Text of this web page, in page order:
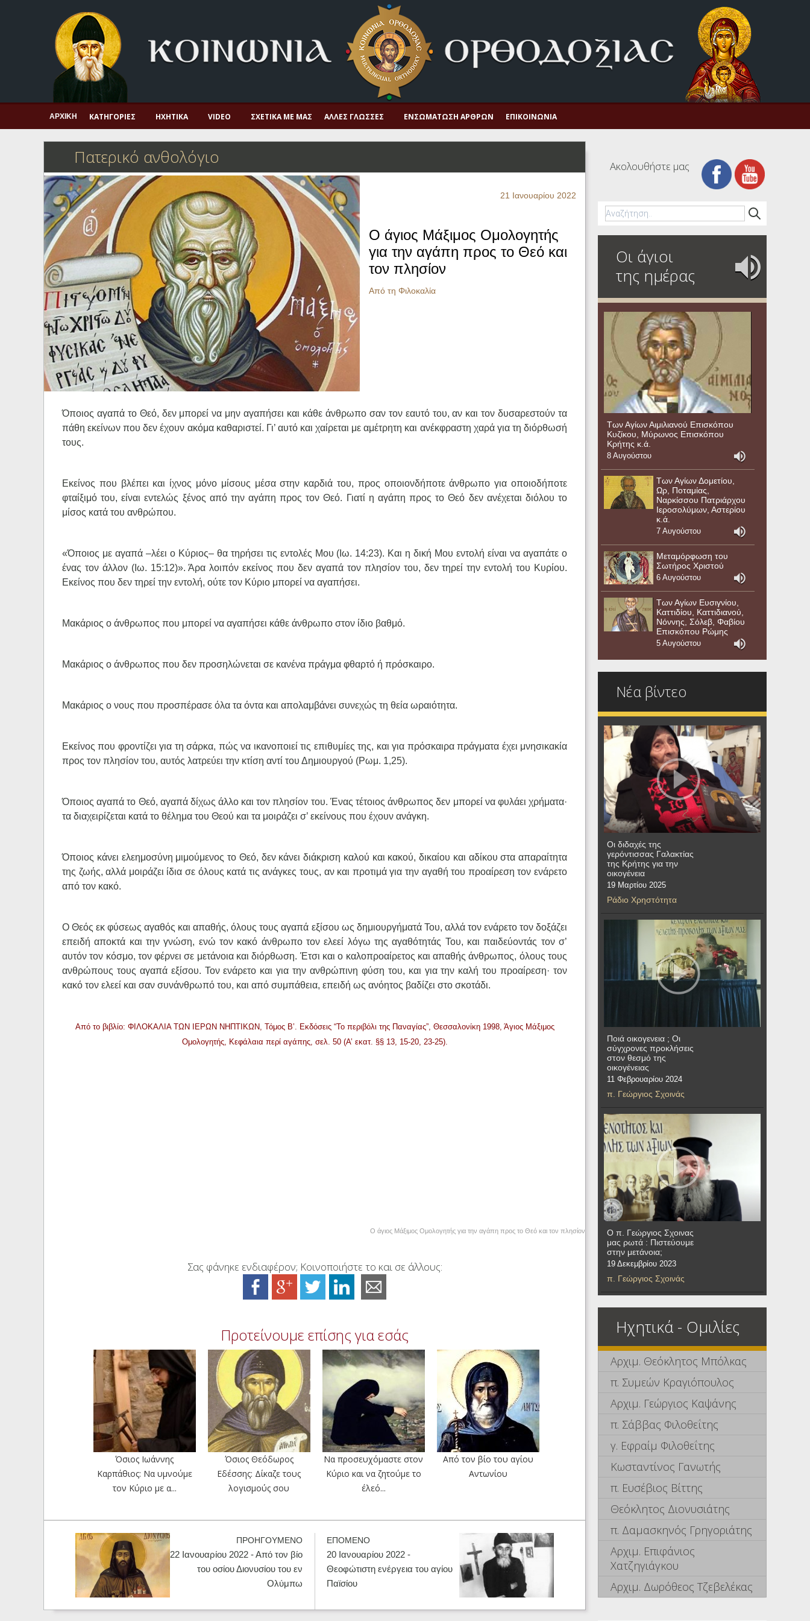
Πνευματική ζωή
Μαρτυρία και διδαχή
Λατρεία και προσευχή
Αγιολόγιο – Εορτολόγιο
Η πίστη στην εποχή μας
Ορθόδοξη οικογένεια
Ορθόδοξο προσκυνητάριο
Σκέψεις-προβληματισμοί
ΑΡΧΙΚΉ ΚΑΤΗΓΟΡΊΕΣ ΗΧΗΤΙΚΆ VIDEO ΣΧΕΤΙΚΆ ΜΕ ΜΑΣ ΆΛΛΕΣ ΓΛΏΣΣΕΣ ΕΝΣΩΜΆΤΩΣΗ ΆΡΘΡΩΝ ΕΠΙΚΟΙΝΩΝΊΑ
Πατερικό ανθολόγιο
21 Ιανουαρίου 2022
Ο άγιος Μάξιμος Ομολογητής
για την αγάπη προς το Θεό και
τον πλησίον
Από τη Φιλοκαλία
Όποιος αγαπά το Θεό, δεν μπορεί να μην αγαπήσει και κάθε άνθρωπο σαν τον εαυτό του, αν και τον δυσαρεστούν τα
πάθη εκείνων που δεν έχουν ακόμα καθαριστεί. Γι’ αυτό και χαίρεται με αμέτρητη και ανέκφραστη χαρά για τη διόρθωσή
τους.
Εκείνος που βλέπει και ίχνος μόνο μίσους μέσα στην καρδιά του, προς οποιονδήποτε άνθρωπο για οποιοδήποτε
φταίξιμό του, είναι εντελώς ξένος από την αγάπη προς τον Θεό. Γιατί η αγάπη προς το Θεό δεν ανέχεται διόλου το
μίσος κατά του ανθρώπου.
«Όποιος με αγαπά –λέει ο Κύριος– θα τηρήσει τις εντολές Μου (Ιω. 14:23). Και η δική Μου εντολή είναι να αγαπάτε ο
ένας τον άλλον (Ιω. 15:12)». Άρα λοιπόν εκείνος που δεν αγαπά τον πλησίον του, δεν τηρεί την εντολή του Κυρίου.
Εκείνος που δεν τηρεί την εντολή, ούτε τον Κύριο μπορεί να αγαπήσει.
Μακάριος ο άνθρωπος που μπορεί να αγαπήσει κάθε άνθρωπο στον ίδιο βαθμό.
Μακάριος ο άνθρωπος που δεν προσηλώνεται σε κανένα πράγμα φθαρτό ή πρόσκαιρο.
Μακάριος ο νους που προσπέρασε όλα τα όντα και απολαμβάνει συνεχώς τη θεία ωραιότητα.
Εκείνος που φροντίζει για τη σάρκα, πώς να ικανοποιεί τις επιθυμίες της, και για πρόσκαιρα πράγματα έχει μνησικακία
προς τον πλησίον του, αυτός λατρεύει την κτίση αντί του Δημιουργού (Ρωμ. 1,25).
Όποιος αγαπά το Θεό, αγαπά δίχως άλλο και τον πλησίον του. Ένας τέτοιος άνθρωπος δεν μπορεί να φυλάει χρήματα·
τα διαχειρίζεται κατά το θέλημα του Θεού και τα μοιράζει σ’ εκείνους που έχουν ανάγκη.
Όποιος κάνει ελεημοσύνη μιμούμενος το Θεό, δεν κάνει διάκριση καλού και κακού, δικαίου και αδίκου στα απαραίτητα
της ζωής, αλλά μοιράζει ίδια σε όλους κατά τις ανάγκες τους, αν και προτιμά για την αγαθή του προαίρεση τον ενάρετο
από τον κακό.
Ο Θεός εκ φύσεως αγαθός και απαθής, όλους τους αγαπά εξίσου ως δημιουργήματά Του, αλλά τον ενάρετο τον δοξάζει
επειδή αποκτά και την γνώση, ενώ τον κακό άνθρωπο τον ελεεί λόγω της αγαθότητάς Του, και παιδεύοντάς τον σ’
αυτόν τον κόσμο, τον φέρνει σε μετάνοια και διόρθωση. Έτσι και ο καλοπροαίρετος και απαθής άνθρωπος, όλους τους
ανθρώπους τους αγαπά εξίσου. Τον ενάρετο και για την ανθρώπινη φύση του, και για την καλή του προαίρεση· τον
κακό τον ελεεί και σαν συνάνθρωπό του, και από συμπάθεια, επειδή ως ανόητος βαδίζει στο σκοτάδι.
Από το βιβλίο: ΦΙΛΟΚΑΛΙΑ ΤΩΝ ΙΕΡΩΝ ΝΗΠΤΙΚΩΝ, Τόμος Β’. Εκδόσεις “Το περιβόλι της Παναγίας”, Θεσσαλονίκη 1998, Άγιος Μάξιμος
Ομολογητής, Κεφάλαια περί αγάπης, σελ. 50 (Α’ εκατ. §§ 13, 15-20, 23-25).
Ο άγιος Μάξιμος Ομολογητής για την αγάπη προς το Θεό και τον πλησίον
Σας φάνηκε ενδιαφέρον; Κοινοποιήστε το και σε άλλους:
Προτείνουμε επίσης για εσάς
Όσιος Ιωάννης
Καρπάθιος: Να υμνούμε
τον Κύριο με α...
Όσιος Θεόδωρος
Εδέσσης: Δίκαζε τους
λογισμούς σου
Να προσευχόμαστε στον
Κύριο και να ζητούμε το
έλεό...
Από τον βίο του αγίου
Αντωνίου
ΠΡΟΗΓΟΥΜΕΝΟ
22 Ιανουαρίου 2022 - Από τον βίο
του οσίου Διονυσίου του εν
Ολύμπω
ΕΠΟΜΕΝΟ
20 Ιανουαρίου 2022 -
Θεοφώτιστη ενέργεια του αγίου
Παϊσίου
Ακολουθήστε μας
Οι άγιοι
της ημέρας
Των Αγίων Αιμιλιανού Επισκόπου
Κυζίκου, Μύρωνος Επισκόπου
Κρήτης κ.ά.
8 Αυγούστου
Των Αγίων Δομετίου,
Ωρ, Ποταμίας,
Ναρκίσσου Πατριάρχου
Ιεροσολύμων, Αστερίου
κ.ά.
7 Αυγούστου
Μεταμόρφωση του
Σωτήρος Χριστού
6 Αυγούστου
Των Αγίων Ευσιγνίου,
Καττιδίου, Καττιδιανού,
Νόννης, Σόλεβ, Φαβίου
Επισκόπου Ρώμης
5 Αυγούστου
Νέα βίντεο
Οι διδαχές της
γερόντισσας Γαλακτίας
της Κρήτης για την
οικογένεια
19 Μαρτίου 2025
Ράδιο Χρηστότητα
Ποιά οικογενεια ; Οι
σύγχρονες προκλήσεις
στον θεσμό της
οικογένειας
11 Φεβρουαρίου 2024
π. Γεώργιος Σχοινάς
Ο π. Γεώργιος Σχοινας
μας ρωτά : Πιστεύουμε
στην μετάνοια;
19 Δεκεμβρίου 2023
π. Γεώργιος Σχοινάς
Ηχητικά - Ομιλίες
Αρχιμ. Θεόκλητος Μπόλκας
π. Συμεών Κραγιόπουλος
Αρχιμ. Γεώργιος Καψάνης
π. Σάββας Φιλοθεΐτης
γ. Εφραίμ Φιλοθεΐτης
Κωσταντίνος Γανωτής
π. Ευσέβιος Βίττης
Θεόκλητος Διονυσιάτης
π. Δαμασκηνός Γρηγοριάτης
Αρχιμ. Επιφάνιος
Χατζηγιάγκου
Αρχιμ. Δωρόθεος Τζεβελέκας